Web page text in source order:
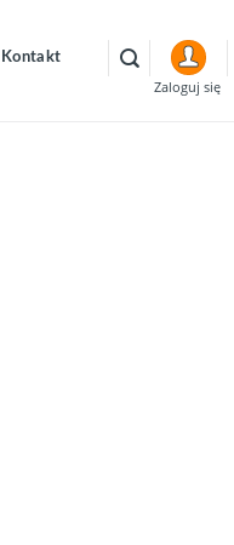
Kontakt
Zaloguj się